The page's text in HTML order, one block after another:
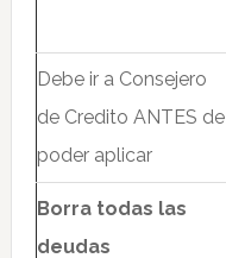
Debe ir a Consejero
de Credito ANTES de
poder aplicar
Borra todas las
deudas